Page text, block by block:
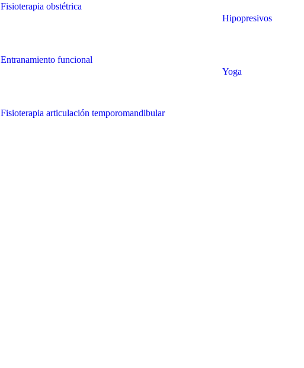
Fisioterapia obstétrica
Entranamiento funcional
Fisioterapia articulación temporomandibular
Hipopresivos
Yoga